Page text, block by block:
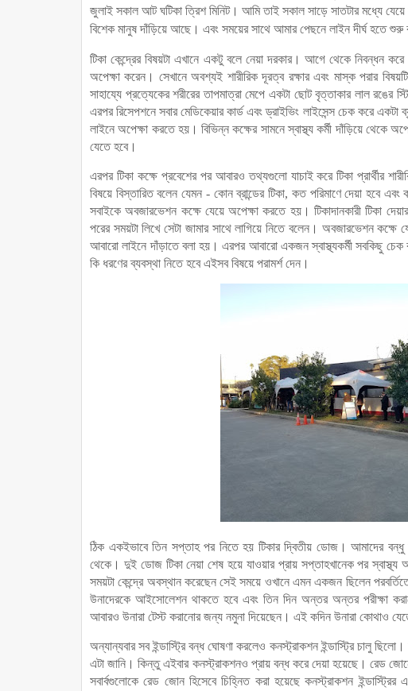
জুলাই সকাল আট ঘটিকা ত্রিশ মিনিট। আমি তাই সকাল সাড়ে সাতটার মধ্যে যেয়ে
বিশেক মানুষ দাঁড়িয়ে আছে। এবং সময়ের সাথে আমার পেছনে লাইন দীর্ঘ হতে
টিকা কেন্দ্রের বিষয়টা এখানে একটু বলে নেয়া দরকার। আগে থেকে নিবন্ধন করে
অপেক্ষা করেন। সেখানে অবশ্যই শারীরিক দূরত্ব রক্ষার এবং মাস্ক পরার
সাহায্যে প্রত্যেকের শরীরের তাপমাত্রা মেপে একটা ছোট বৃত্তাকার লাল রঙের
এরপর রিসেপশনে সবার মেডিকেয়ার কার্ড এবং ড্রাইভিং লাইসেন্স চেক করে
লাইনে অপেক্ষা করতে হয়। বিভিন্ন কক্ষের সামনে স্বাস্থ্য কর্মী দাঁড়িয়ে থেকে
যেতে হবে।
এরপর টিকা কক্ষে প্রবেশের পর আবারও তথ্যগুলো যাচাই করে টিকা প্রার্থীর
বিষয়ে বিস্তারিত বলেন যেমন - কোন ব্রান্ডের টিকা, কত পরিমাণে দেয়া হবে
সবাইকে অবজারভেশন কক্ষে যেয়ে অপেক্ষা করতে হয়। টিকাদানকারী টিকা
পরের সময়টা লিখে সেটা জামার সাথে লাগিয়ে নিতে বলেন। অবজারভেশন কক্ষে
আবারো লাইনে দাঁড়াতে বলা হয়। এরপর আবারো একজন স্বাস্থ্যকর্মী সবকিছু
কি ধরণের ব্যবস্থা নিতে হবে এইসব বিষয়ে পরামর্শ দেন।
ঠিক একইভাবে তিন সপ্তাহ পর নিতে হয় টিকার দ্বিতীয় ডোজ। আমাদের বন্ধু
থেকে। দুই ডোজ টিকা নেয়া শেষ হয়ে যাওয়ার প্রায় সপ্তাহখানেক পর
সময়টা কেন্দ্রে অবস্থান করেছেন সেই সময়ে ওখানে এমন একজন ছিলেন
উনাদেরকে আইসোলেশন থাকতে হবে এবং তিন দিন অন্তর অন্তর পরীক্ষা
আবারও উনারা টেস্ট করানোর জন্য নমুনা দিয়েছেন। এই কদিন উনারা কোথাও
অন্যান্যবার সব ইন্ডাস্ট্রি বন্ধ ঘোষণা করলেও কনস্ট্রাকশন ইন্ডাস্ট্রি চালু
এটা জানি। কিন্তু এইবার কনস্ট্রাকশনও প্রায় বন্ধ করে দেয়া হয়েছে। রেড
সবার্বগুলোকে রেড জোন হিসেবে চিহ্নিত করা হয়েছে কনস্ট্রাকশন